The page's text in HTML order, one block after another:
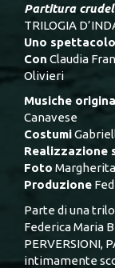
Partitura
TRILOGIA
Uno
Con Claudia
Olivieri
Musiche
Canavese
Costumi
Realizzazione
Foto
Produzione
Parte di una
Federica Maria
PERVERSIONI,
intimamente